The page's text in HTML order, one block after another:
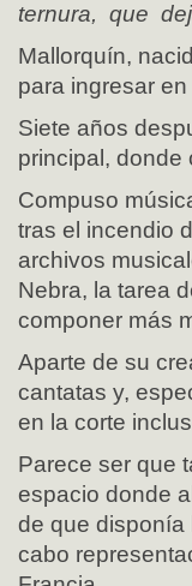
ternura, que
Mallorquín,
para ingresar
Siete años
principal, donde
Compuso
tras el incendio
archivos
Nebra, la tarea
componer más
Aparte de su
cantatas y,
en la corte
Parece ser que
espacio donde
de que disponía
cabo